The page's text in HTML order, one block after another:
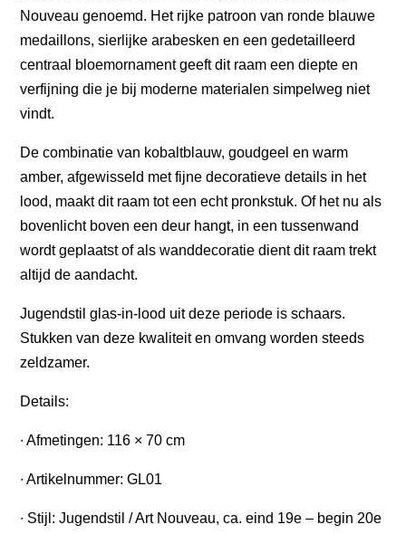
Nouveau genoemd. Het rijke patroon van ronde blauwe
medaillons, sierlijke arabesken en een gedetailleerd
centraal bloemornament geeft dit raam een diepte en
verfijning die je bij moderne materialen simpelweg niet
vindt.
De combinatie van kobaltblauw, goudgeel en warm
amber, afgewisseld met fijne decoratieve details in het
lood, maakt dit raam tot een echt pronkstuk. Of het nu als
bovenlicht boven een deur hangt, in een tussenwand
wordt geplaatst of als wanddecoratie dient dit raam trekt
altijd de aandacht.
Jugendstil glas-in-lood uit deze periode is schaars.
Stukken van deze kwaliteit en omvang worden steeds
zeldzamer.
Details:
∙ Afmetingen: 116 × 70 cm
∙ Artikelnummer: GL01
∙ Stijl: Jugendstil / Art Nouveau, ca. eind 19e – begin 20e